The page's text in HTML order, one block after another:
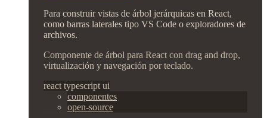
Para construir vistas de árbol jerárquicas en React,
como barras laterales tipo VS Code o exploradores de
archivos.
Componente de árbol para React con drag and drop,
virtualización y navegación por teclado.
react typescript ui
componentes
open-source